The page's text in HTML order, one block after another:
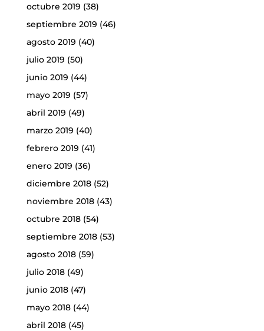
octubre 2019 (38)
septiembre 2019 (46)
agosto 2019 (40)
julio 2019 (50)
junio 2019 (44)
mayo 2019 (57)
abril 2019 (49)
marzo 2019 (40)
febrero 2019 (41)
enero 2019 (36)
diciembre 2018(52)
noviembre 2018(43)
octubre 2018(54)
septiembre 2018(53)
agosto 2018(59)
julio 2018(49)
junio 2018(47)
mayo 2018(44)
abril 2018(45)